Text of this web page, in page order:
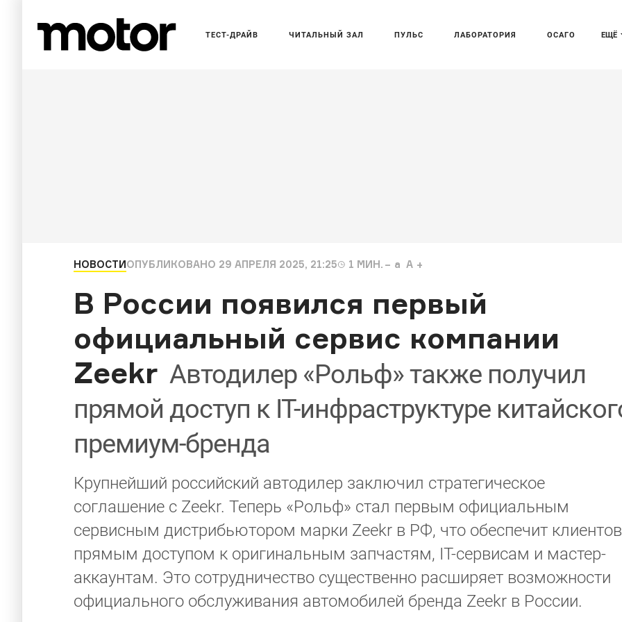
ЕЩЁ
ТЕСТ-ДРАЙВ ЧИТАЛЬНЫЙ ЗАЛ ПУЛЬС ЛАБОРАТОРИЯ ОСАГО
НОВОСТИОПУБЛИКОВАНО 29 АПРЕЛЯ 2025, 21:25 1 МИН. a A
В России появился первый
официальный сервис компании
Zeekr Автодилер «Рольф» также получил
прямой доступ к IT-инфраструктуре
премиум-бренда
Крупнейший российский автодилер заключил стратегическое
соглашение с Zeekr. Теперь «Рольф» стал первым официальным
сервисным дистрибьютором марки Zeekr в РФ, что обеспечит клиентов
прямым доступом к оригинальным запчастям, IT-сервисам и мастер-
аккаунтам. Это сотрудничество существенно расширяет возможности
официального обслуживания автомобилей бренда Zeekr в России.